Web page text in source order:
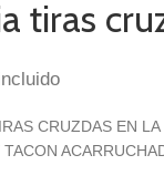
tiras
CRUZDAS EN